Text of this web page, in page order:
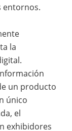
entornos.
la
un producto
único
el
exhibidores